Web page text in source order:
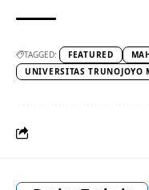
TAGGED: FEATURED
UNIVERSITAS TRUNOJOYO